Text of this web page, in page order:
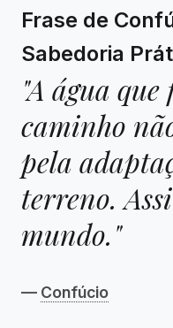
Frase de
Sabedoria
"A água
caminho
pela
terreno.
mundo."
— Confúcio